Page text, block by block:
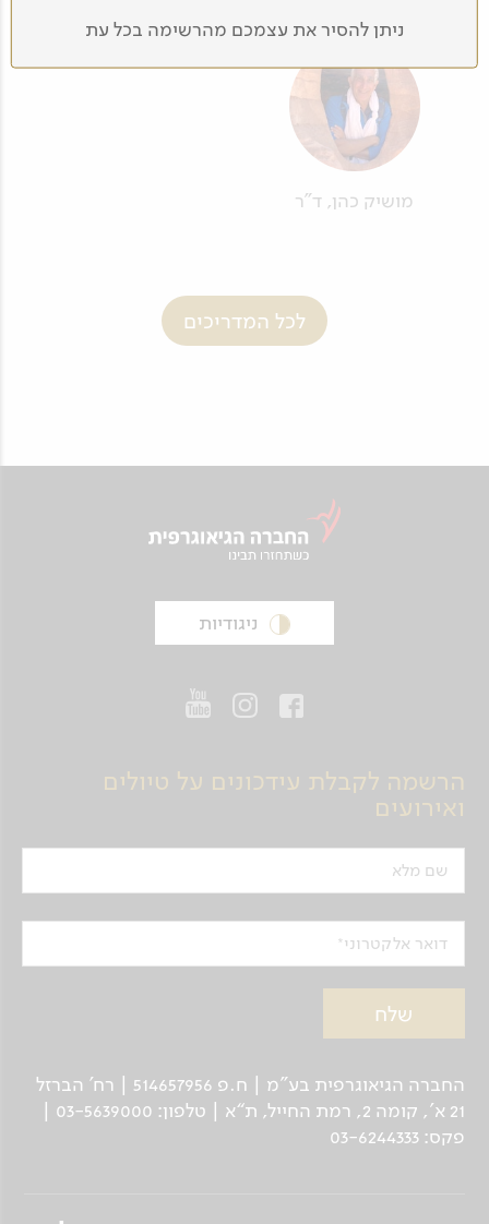
מושיק כהן, ד"ר
לכל המדריכים
ניגודיות
הרשמה לקבלת עידכונים על טיולים
ואירועים
שם מלא
דואר אלקטרוני
החברה הגיאוגרפית בע"מ | ח.פ 514657956 | רח’ הברזל
21 א', קומה 2, רמת החייל, ת“א | טלפון: 03-5639000 |
פקס: 03-6244333
ניתן להסיר את עצמכם מהרשימה בכל עת